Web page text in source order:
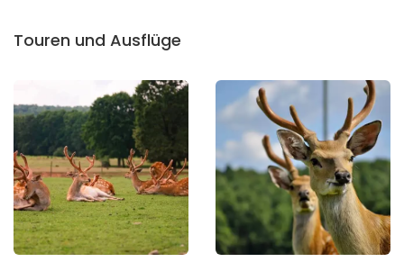
Touren und Ausflüge